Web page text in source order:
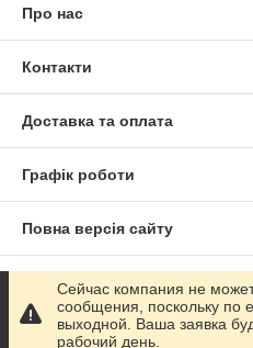
Про нас
Контакти
Доставка та оплата
Графік роботи
Повна версія сайту
Сайт створено на
Політика конфіденційності
Сейчас компания не
сообщения, поскольку по
выходной. Ваша заявка
рабочий день.